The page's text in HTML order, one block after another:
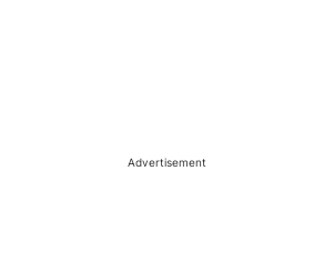
Advertisement